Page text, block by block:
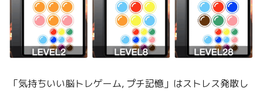
「気持ちいい脳トレゲーム, プチ記憶」はストレス発散し